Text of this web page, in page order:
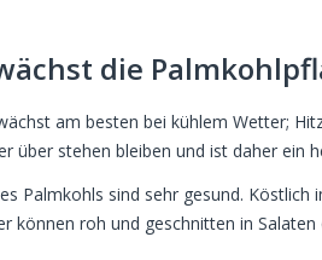
die
am besten bei kühlem Wetter;
über stehen bleiben und ist daher ein
Palmkohls sind sehr gesund.
können roh und geschnitten in